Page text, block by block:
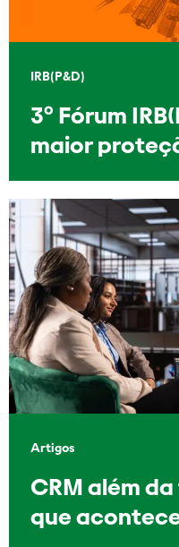
IRB(P&D)
3º Fórum
maior
Artigos
CRM além
que